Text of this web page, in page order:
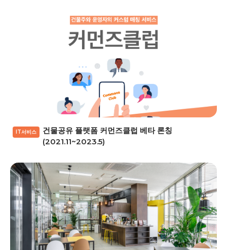
IT서비스
건물공유 플랫폼 커먼즈클럽 베타 론칭
(2021.11~2023.5)